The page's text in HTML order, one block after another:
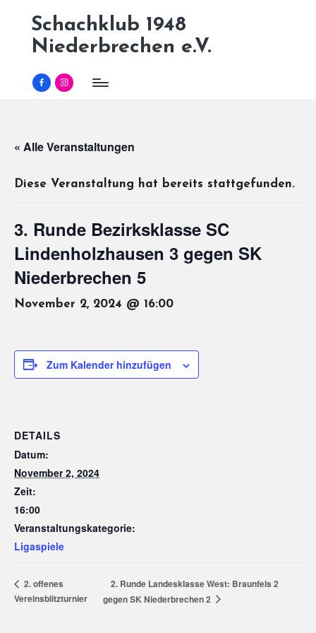
Schachklub 1948
Niederbrechen e.V.
Facebook
Instagram
« Alle Veranstaltungen
Diese Veranstaltung hat bereits stattgefunden.
3. Runde Bezirksklasse SC
Lindenholzhausen 3 gegen SK
Niederbrechen 5
November 2, 2024 @ 16:00
Zum Kalender hinzufügen
DETAILS
Datum:
November 2, 2024
Zeit:
16:00
Veranstaltungskategorie:
Ligaspiele
2. offenes
Vereinsblitzturnier
2. Runde Landesklasse West: Braunfels 2
gegen SK Niederbrechen 2